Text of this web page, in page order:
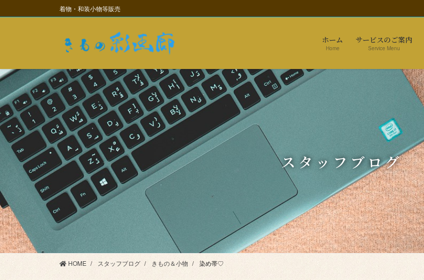
ン
に
移
ビ
ョ
ン
移
動
着物・和装小物等販売
ホーム
Home
サービスのご案内
Service Menu
スタッフブログ
HOME スタッフブログ きもの＆小物 染め帯♡